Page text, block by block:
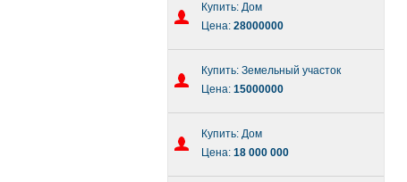
Купить: Дом
Цена: 28000000
Купить: Земельный участок
Цена: 15000000
Купить: Дом
Цена: 18 000 000